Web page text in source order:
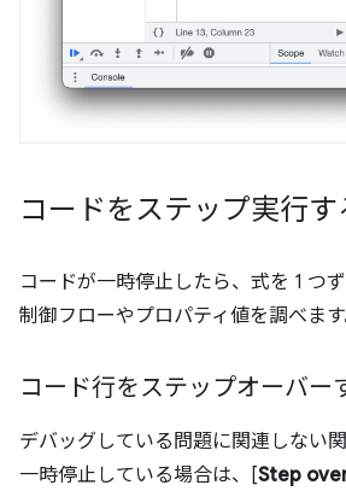
コードをステップ実行す
コードが一時停止したら、式を 1 つ
制御フローやプロパティ値を調べます
コード行をステップオーバー
デバッグしている問題に関連しない
一時停止している場合は、[Step